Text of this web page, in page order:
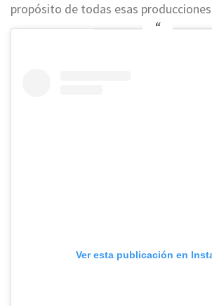
propósito de todas esas
Ver esta publicación en